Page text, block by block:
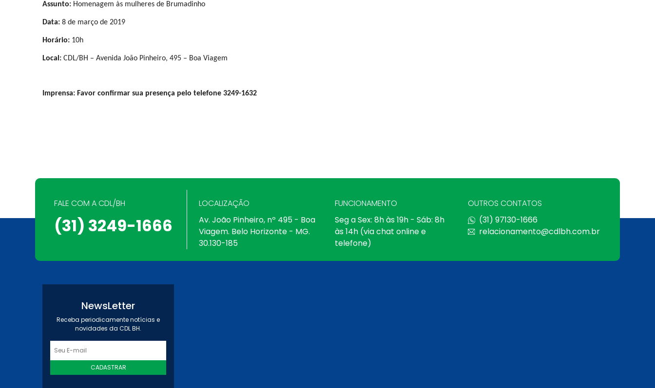
Assunto: Homenagem às mulheres de Brumadinho
Data: 8 de março de 2019
Horário: 10h
Local: CDL/BH – Avenida João Pinheiro, 495 – Boa Viagem
Imprensa: Favor confirmar sua presença pelo telefone 3249-1632
FALE COM A CDL/BH
(31) 3249-1666
LOCALIZAÇÃO
Av. João Pinheiro, nº 495 - Boa
Viagem. Belo Horizonte - MG.
30.130-185
FUNCIONAMENTO
Seg a Sex: 8h às 19h - Sáb: 8h
às 14h (via chat online e
telefone)
OUTROS CONTATOS
(31) 97130-1666
relacionamento@cdlbh.com.br
NewsLetter
Receba periodicamente notícias e
novidades da CDL BH.
CADASTRAR